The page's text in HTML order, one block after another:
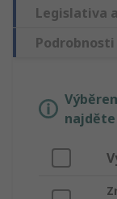
Legislativa